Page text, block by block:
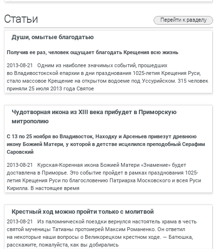
Статьи Перейти к разделу
Души, омытые благодатью
Получив ее раз, человек ощущает благодать Крещения всю жизнь
2013-08-21 Одним из наиболее значимых событий, прошедших
во Владивостокской епархии в дни празднования 1025-летия Крещения Руси,
стало массовое Крещение на открытом водоеме под Уссурийском. 315 человек
приняли 25 июля 2013 года Святое
Чудотворная икона из XIII века прибудет в Приморскую
митрополию
С 13 по 25 ноября во Владивосток, Находку и Арсеньев привезут древнюю
икону Божией Матери, у которой в детстве исцелился преподобный Серафим
Саровский
2013-08-21 Курская-Коренная икона Божией Матери «Знамение» будет
доставлена в Приморье. Это событие пройдет в рамках празднования 1025-
летия Крещения Руси по благословению Патриарха Московского и всея Руси
Кирилла. В настоящее время
Крестный ход можно пройти только с молитвой
2013-08-21 Из паломнической поездки вернулся настоятель храма в честь
святой мученицы Татианы протоиерей Максим Романенко. Он ответил
на некоторые наши вопросы о Великорецком крестном ходе. — Батюшка,
расскажите, пожалуйста, как вы добирались